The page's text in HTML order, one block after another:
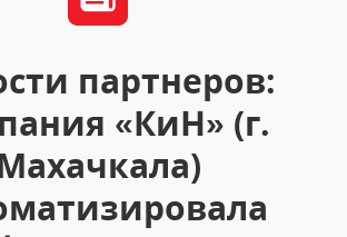
партнеров:
«КиН» (г.